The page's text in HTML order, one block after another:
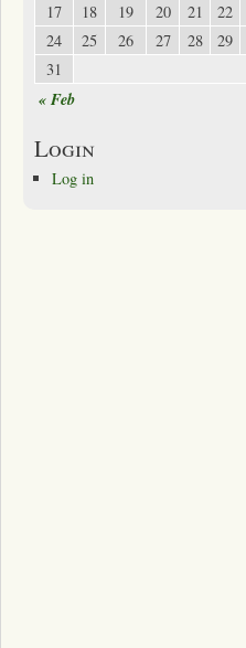
« Feb
17
18 19 20 21 22
24
25 26 27 28 29
31
Login
Log in